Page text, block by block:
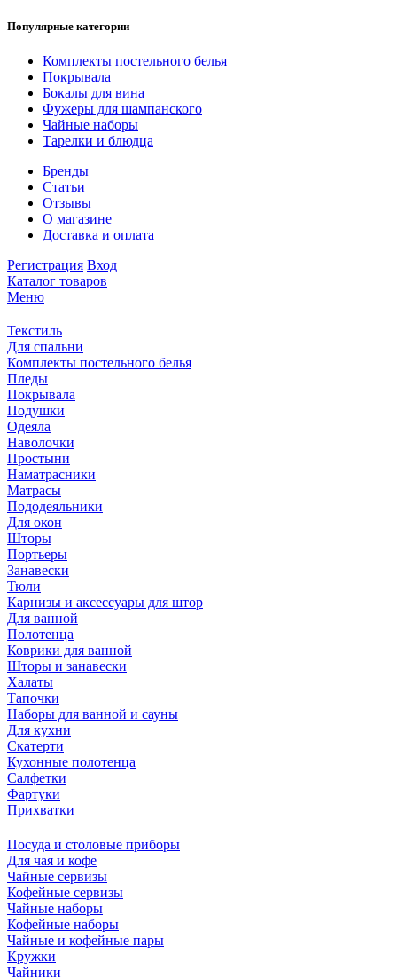
Популярные категории
Комплекты постельного белья
Покрывала
Бокалы для вина
Фужеры для шампанского
Чайные наборы
Тарелки и блюдца
Бренды
Статьи
Отзывы
О магазине
Доставка и оплата
Регистрация Вход
Каталог товаров
Меню
Текстиль
Для спальни
Комплекты постельного белья
Пледы
Покрывала
Подушки
Одеяла
Наволочки
Простыни
Наматрасники
Матрасы
Пододеяльники
Для окон
Шторы
Портьеры
Занавески
Тюли
Карнизы и аксессуары для штор
Для ванной
Полотенца
Коврики для ванной
Шторы и занавески
Халаты
Тапочки
Наборы для ванной и сауны
Для кухни
Скатерти
Кухонные полотенца
Салфетки
Фартуки
Прихватки
Посуда и столовые приборы
Для чая и кофе
Чайные сервизы
Кофейные сервизы
Чайные наборы
Кофейные наборы
Чайные и кофейные пары
Кружки
Чайники